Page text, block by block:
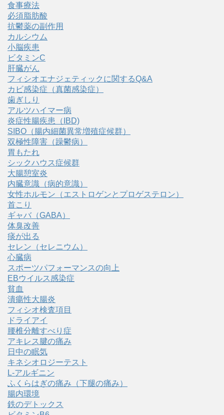
食事療法
必須脂肪酸
抗鬱薬の副作用
カルシウム
小脳疾患
ビタミンC
肝臓がん
フィシオエナジェティックに関するQ&A
カビ感染症（真菌感染症）
歯ぎしり
アルツハイマー病
炎症性腸疾患（IBD)
SIBO（腸内細菌異常増殖症候群）
双極性障害（躁鬱病）
胃もたれ
シックハウス症候群
大腸憩室炎
内臓意識（病的意識）
女性ホルモン（エストロゲンとプロゲステロン）
首こり
ギャバ（GABA）
体臭改善
痰が出る
セレン（セレニウム）
心臓病
スポーツパフォーマンスの向上
EBウイルス感染症
貧血
潰瘍性大腸炎
フィシオ検査項目
ドライアイ
腰椎分離すべり症
アキレス腱の痛み
日中の眠気
キネシオロジーテスト
L-アルギニン
ふくらはぎの痛み（下腿の痛み）
腸内環境
鉄のデトックス